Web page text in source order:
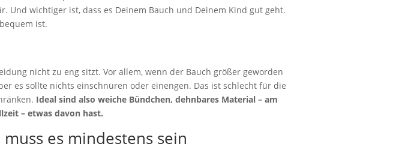
Und wichtiger ist, dass es Deinem Bauch und Deinem Kind gut geht.
ist.
nicht zu eng sitzt. Vor allem, wenn der Bauch größer geworden
es sollte nichts einschnüren oder einengen. Das ist schlecht für die
Ideal sind also weiche Bündchen, dehnbares Material – am
– etwas davon hast.
es mindestens sein